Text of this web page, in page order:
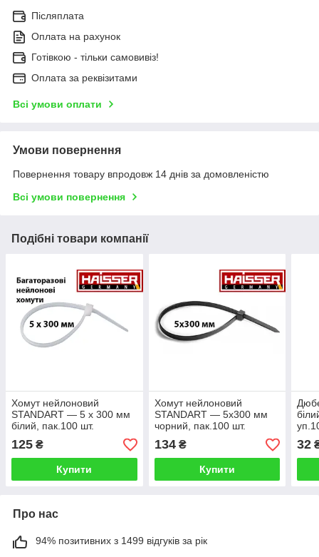
Післяплата
Оплата на рахунок
Готівкою - тільки самовивіз!
Оплата за реквізитами
Всі умови оплати
Умови повернення
Повернення товару впродовж 14 днів за домовленістю
Всі умови повернення
Подібні товари компанії
Хомут нейлоновий
STANDART — 5 х 300 мм
білий, пак.100 шт.
(HAISSER)
125 ₴
Купити
Хомут нейлоновий
STANDART — 5х300 мм
чорний, пак.100 шт.
HAISSER 123455
134₴
Купити
32
Про нас
94% позитивних з 1499 відгуків за рік